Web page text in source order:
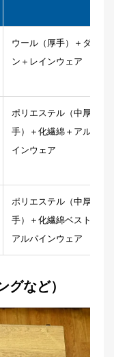
ウール（厚手）＋ダウ
ン＋レインウェア
ポリエステル（中厚
手）＋化繊綿＋アルパ
インウェア
ポリエステル（中厚
手）＋化繊綿ベスト＋
アルパインウェア
など）